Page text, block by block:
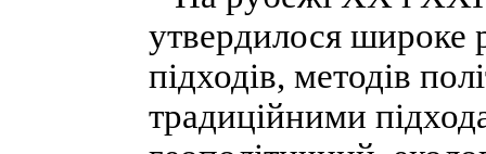
утвердилося широке
підходів, методів
традиційними